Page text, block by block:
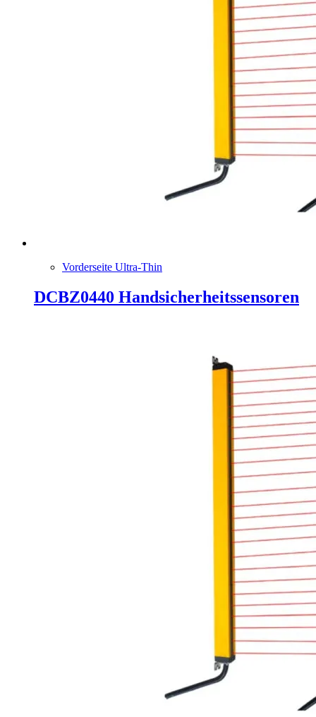
Vorderseite Ultra-Thin
DCBZ0440 Handsicherheitssensoren